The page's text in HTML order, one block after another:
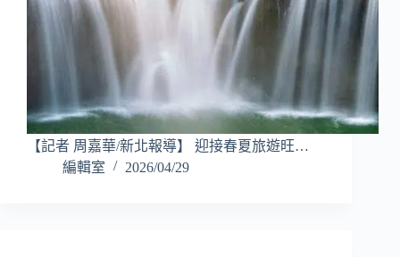
【記者 周嘉華/新北報導】 迎接春夏旅遊旺…
編輯室
2026/04/29